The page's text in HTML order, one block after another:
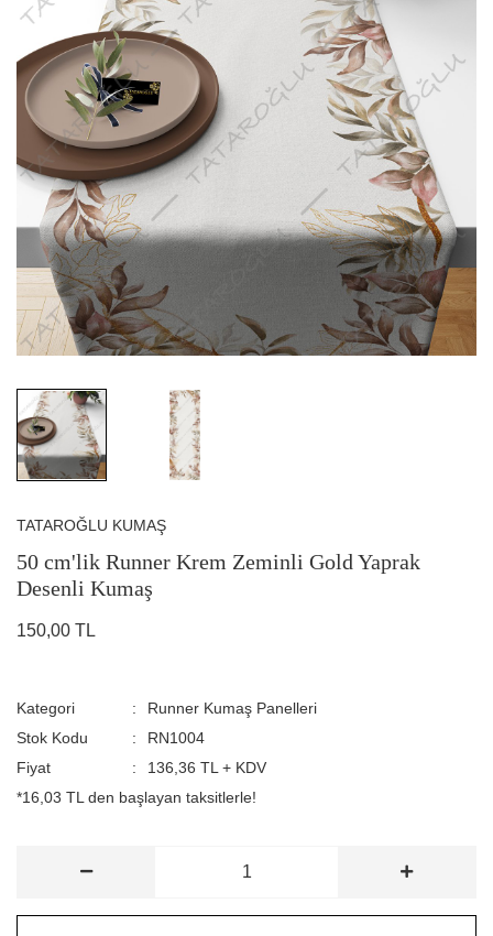
TATAROĞLU KUMAŞ
50 cm'lik Runner Krem Zeminli Gold Yaprak
Desenli Kumaş
150,00 TL
Kategori
Runner Kumaş Panelleri
Stok Kodu
RN1004
Fiyat
136,36 TL + KDV
*16,03 TL den başlayan taksitlerle!
Polka Dot - Puantiye Koleksiyonu
Popart Koleksiyonu
YILBAŞI / MERRY CHRISTMAS 2026
Sevgililer Günü Koleksiyonu
Vintage Retro Koleksiyonu
William Morris Koleksiyonu
Tüy Desenli Kumaşlar
Zebra Desenli Kumaşlar